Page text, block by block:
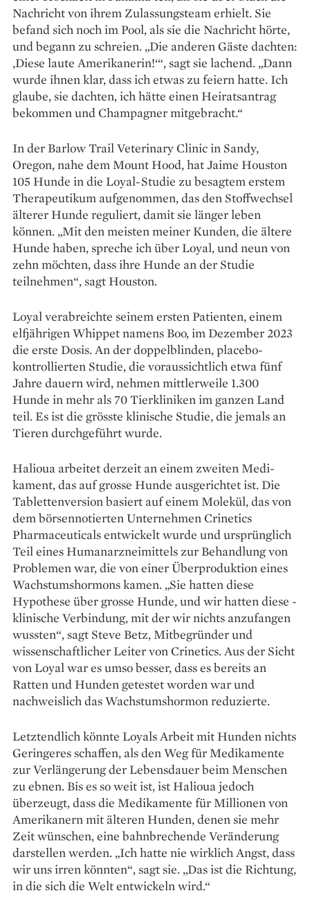
Nachricht von ihrem Zulassungsteam erhielt. Sie
befand sich noch im Pool, als sie die Nachricht hörte,
und begann zu schreien. „Die anderen Gäste dachten:
‚Diese laute Amerikanerin!‘“, sagt sie lachend. „Dann
wurde ihnen klar, dass ich etwas zu feiern hatte. Ich
glaube, sie dachten, ich hätte einen Heiratsantrag
bekommen und Champagner mitgebracht.“
In der Barlow Trail Veterinary Clinic in Sandy,
Oregon, nahe dem Mount Hood, hat Jaime Houston
105 Hunde in die Loyal-Studie zu besagtem erstem
Therapeutikum aufgenommen, das den Stoffwechsel
älterer Hunde reguliert, damit sie länger leben
können. „Mit den meisten meiner Kunden, die ältere
Hunde haben, spreche ich über Loyal, und neun von
zehn möchten, dass ihre Hunde an der Studie
teilnehmen“, sagt Houston.
Loyal verabreichte seinem ersten Patienten, einem
elfjährigen Whippet namens Boo, im Dezember 2023
die erste Dosis. An der doppelblinden, placebo­
kontrollierten Studie, die voraussichtlich etwa fünf
Jahre dauern wird, nehmen mittlerweile 1.300
Hunde in mehr als 70 Tierkliniken im ganzen Land
teil. Es ist die grösste klinische Studie, die jemals an
Tieren durchgeführt wurde.
Halioua arbeitet derzeit an einem zweiten Medi­
kament, das auf grosse Hunde ausgerichtet ist. Die
Tabletten­version basiert auf einem Molekül, das von
dem börsennotierten Unternehmen Crinetics
Pharmaceuticals entwickelt wurde und ursprünglich
Teil eines Humanarzneimittels zur Behandlung von
Problemen war, die von einer Überproduktion eines
Wachstumshormons kamen. „Sie hatten diese
Hypothese über grosse Hunde, und wir hatten diese ­
klinische Verbindung, mit der wir nichts anzufangen
wussten“, sagt Steve Betz, Mitbegründer und
wissenschaftlicher Leiter von Crinetics. Aus der Sicht
von Loyal war es umso besser, dass es bereits an
Ratten und Hunden getestet worden war und
nachweislich das Wachstumshormon reduzierte.
Letztendlich könnte Loyals Arbeit mit Hunden nichts
Geringeres schaffen, als den Weg für Medi­kamente
zur Verlängerung der Lebensdauer beim ­Menschen
zu ebnen. Bis es so weit ist, ist Halioua jedoch
überzeugt, dass die Medikamente für Millionen von
Amerikanern mit älteren Hunden, denen sie mehr
Zeit wünschen, eine bahnbrechende Veränderung
darstellen werden. „Ich hatte nie wirklich Angst, dass
wir uns irren könnten“, sagt sie. „Das ist die Richtung,
in die sich die Welt entwickeln wird.“